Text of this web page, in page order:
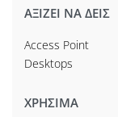
ΑΞΙΖΕΙ ΝΑ ΔΕΙΣ
Access Point
Desktops
ΧΡΗΣΙΜΑ